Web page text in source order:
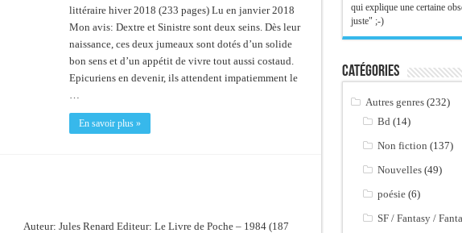
littéraire hiver 2018 (233 pages) Lu en janvier 2018
Mon avis: Dextre et Sinistre sont deux seins. Dès leur
naissance, ces deux jumeaux sont dotés d’un solide
bon sens et d’un appétit de vivre tout aussi costaud.
Epicuriens en devenir, ils attendent impatiemment le
…
En savoir plus »
Auteur: Jules Renard Editeur: Le Livre de Poche – 1984 (187
qui explique une certaine
juste" ;-)
Catégories
Autres genres (232)
Bd (14)
Non fiction (137)
Nouvelles (49)
poésie (6)
SF / Fantasy /